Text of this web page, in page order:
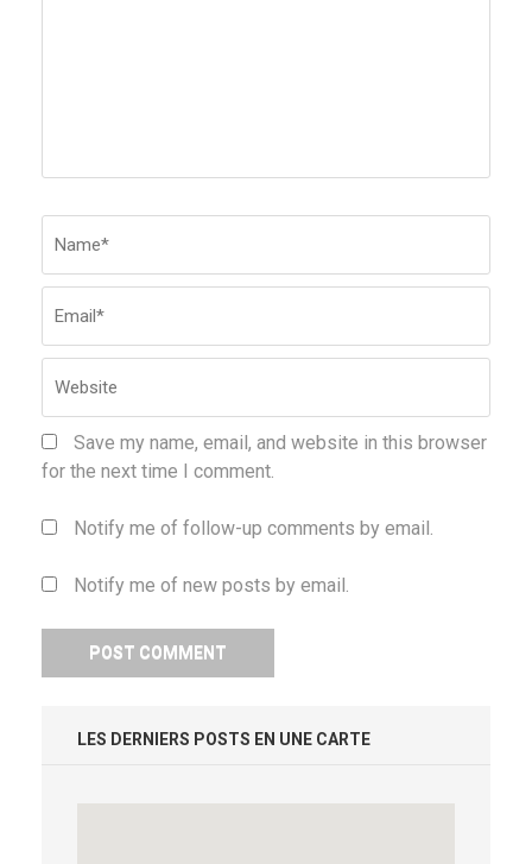
Save my name, email, and website in this browser
for the next time I comment.
Notify me of follow-up comments by email.
Notify me of new posts by email.
LES DERNIERS POSTS EN UNE CARTE